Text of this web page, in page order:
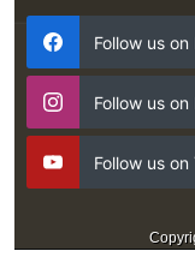
Follow us
Follow us
Follow us on